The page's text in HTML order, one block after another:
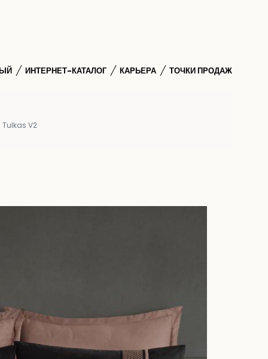
ИНТЕРНЕТ-КАТАЛОГ КАРЬЕРА ТОЧКИ ПРОДАЖ
Tulkas V2